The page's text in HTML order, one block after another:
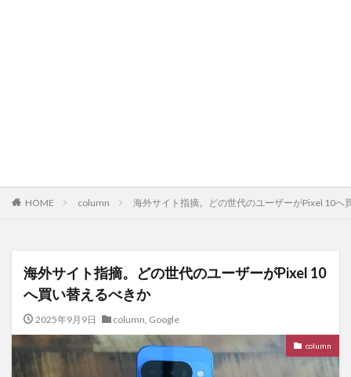
HOME column 海外サイト指摘。どの世代のユーザーがPixel 10へ
海外サイト指摘。どの世代のユーザーがPixel 10
へ買い替えるべきか
2025年9月9日 column, Google
column